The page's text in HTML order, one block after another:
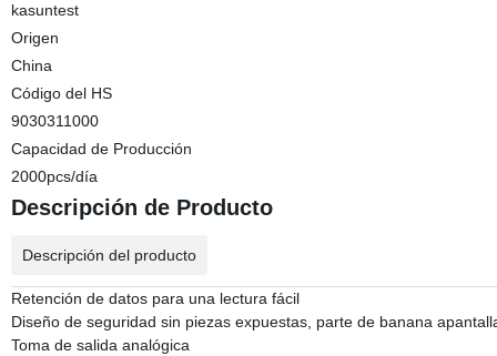
kasuntest
Origen
China
Código del HS
9030311000
Capacidad de Producción
2000pcs/día
Descripción de Producto
Descripción del producto
Retención de datos para una lectura fácil
Diseño de seguridad sin piezas expuestas, parte de banana
Toma de salida analógica